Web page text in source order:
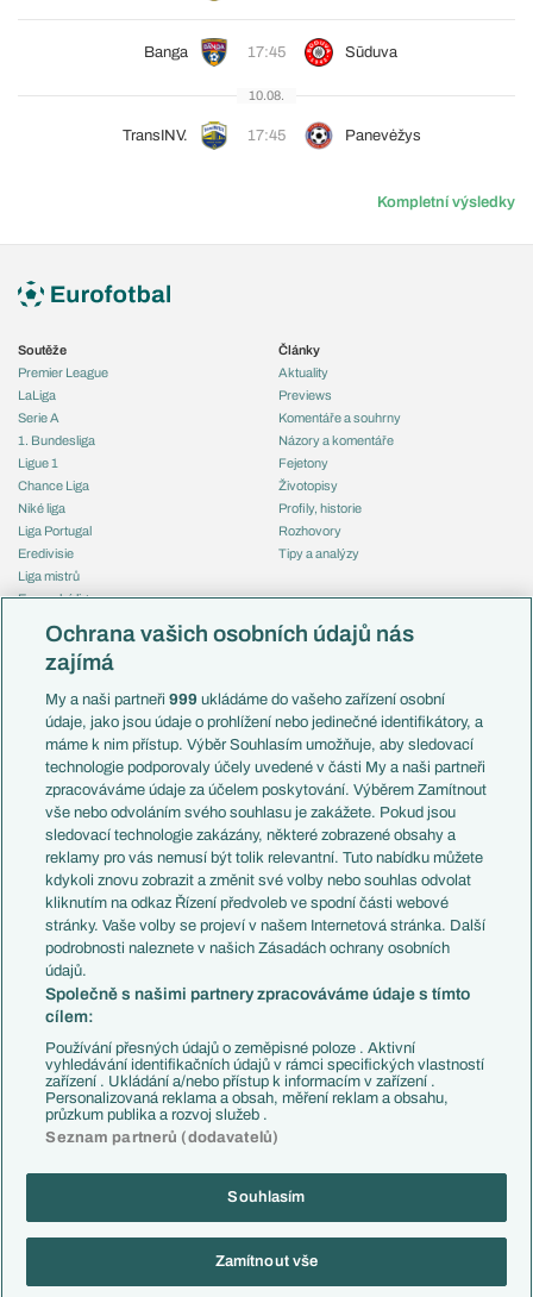
Banga 17:45 Sūduva
10.08.
TransINV. 17:45 Panevėžys
Kompletní výsledky
Soutěže
Premier League
LaLiga
Serie A
1. Bundesliga
Ligue 1
Chance Liga
Niké liga
Liga Portugal
Eredivisie
Liga mistrů
Evropská liga
Mistrovství světa
Liga národů
Témata
Představení týmů MS
EuroSkauting
PL v kostce
Evropské koeficienty
Přestupy
Přestupové spekulace
Zranění
Kluby
Arsenal FC
Chelsea FC
Manchester United
AC Milán
Juventus FC
Bayern Mnichov
FC Barcelona
Real Madrid
Články
Aktuality
Previews
Komentáře a souhrny
Názory a komentáře
Fejetony
Životopisy
Profily, historie
Rozhovory
Tipy a analýzy
Česko
Francie
Itálie
Německo
Španělsko
Argentina
Brazílie
Přestupy
Zápasy
Livescore
Tipovací soutěž
Copyright © 2001-2026 EuroFotbal.cz. Využíváme zpravodajství ČTK.
Informace o zpracování osobních údajů
Ochrana vašich osobních údajů nás
zajímá
My a naši partneři999 ukládáme do vašeho zařízení osobní
údaje, jako jsou údaje o prohlížení nebo jedinečné identifikátory, a
máme k nim přístup. Výběr Souhlasím umožňuje, aby sledovací
technologie podporovaly účely uvedené v části My a naši partneři
zpracováváme údaje za účelem poskytování. Výběrem Zamítnout
vše nebo odvoláním svého souhlasu je zakážete. Pokud jsou
sledovací technologie zakázány, některé zobrazené obsahy a
reklamy pro vás nemusí být tolik relevantní. Tuto nabídku můžete
kdykoli znovu zobrazit a změnit své volby nebo souhlas odvolat
kliknutím na odkaz Řízení předvoleb ve spodní části webové
stránky. Vaše volby se projeví v našem Internetová stránka. Další
podrobnosti naleznete v našich Zásadách ochrany osobních
údajů.
Společně s našimi partnery zpracováváme údaje s tímto
cílem:
Používání přesných údajů o zeměpisné poloze . Aktivní
vyhledávání identifikačních údajů v rámci specifických vlastností
zařízení . Ukládání a/nebo přístup k informacím v zařízení .
Personalizovaná reklama a obsah, měření reklam a obsahu,
průzkum publika a rozvoj služeb .
Seznam partnerů (dodavatelů)
Souhlasím
Zamítnout vše